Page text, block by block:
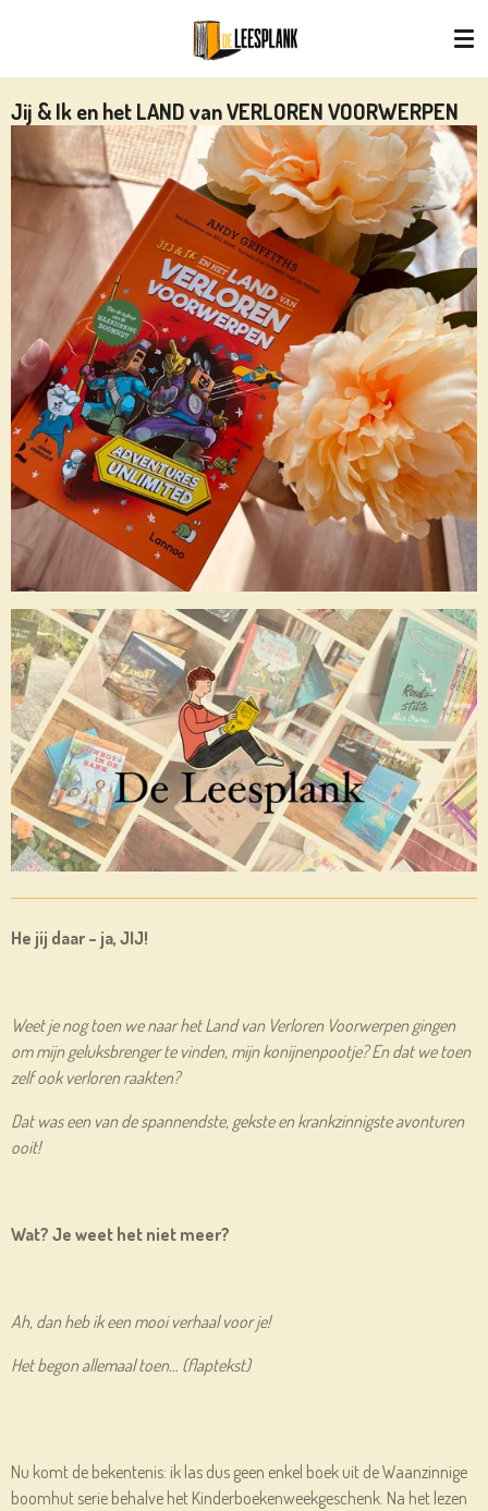
naar
de
hoofdinhoud
Jij & Ik en het LAND van VERLOREN VOORWERPEN
He jij daar – ja, JIJ!
Weet je nog toen we naar het Land van Verloren Voorwerpen gingen
om mijn geluksbrenger te vinden, mijn konijnenpootje? En dat we toen
zelf ook verloren raakten?
Dat was een van de spannendste, gekste en krankzinnigste avonturen
ooit!
Wat? Je weet het niet meer?
Ah, dan heb ik een mooi verhaal voor je!
Het begon allemaal toen… (flaptekst)
Nu komt de bekentenis: ik las dus geen enkel boek uit de Waanzinnige
boomhut serie behalve het Kinderboekenweekgeschenk. Na het lezen